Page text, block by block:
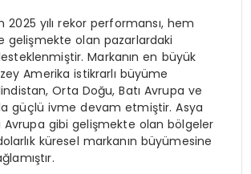
2025 yılırekor performansı, hem
gelişmekte olan pazarlardaki
ştir. Markanın en büyük
Amerika istikrarlı büyüme
Orta Doğu, Batı Avrupa ve
güçlü ivme devam etmiştir. Asya
Avrupa gibi gelişmekte olan bölgeler
ık küresel markanın büyümesine
ğlamıştır.